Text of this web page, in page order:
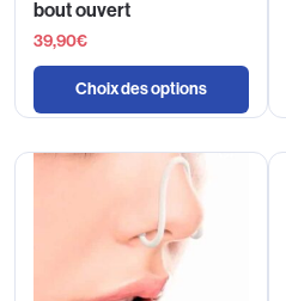
bout ouvert
39,90€
Choix des options